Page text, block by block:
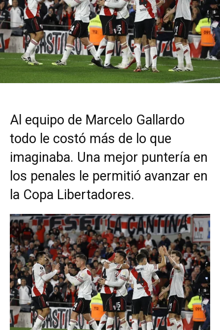
Al equipo de Marcelo Gallardo
todo le costó más de lo que
imaginaba. Una mejor puntería en
los penales le permitió avanzar en
la Copa Libertadores.